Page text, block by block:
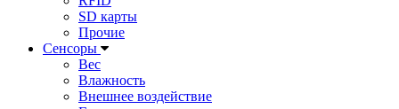
SD карты
Прочие
Сенсоры
Вес
Влажность
Внешнее воздействие